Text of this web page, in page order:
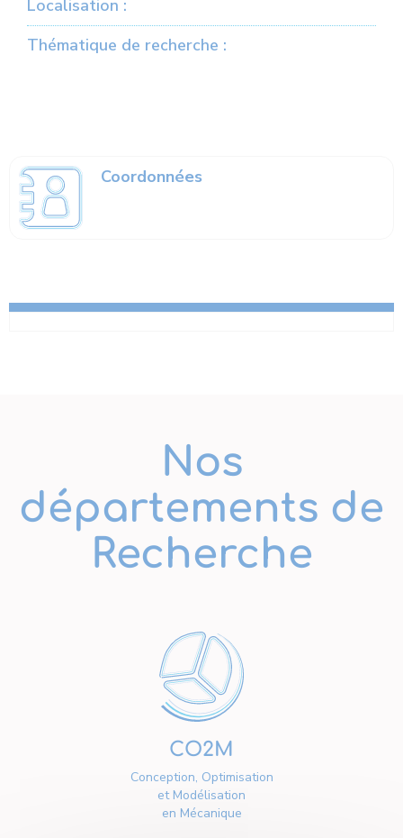
Localisation :
Thématique de recherche :
Coordonnées
Nos
départements de
Recherche
CO2M
Conception, Optimisation
et Modélisation
en Mécanique